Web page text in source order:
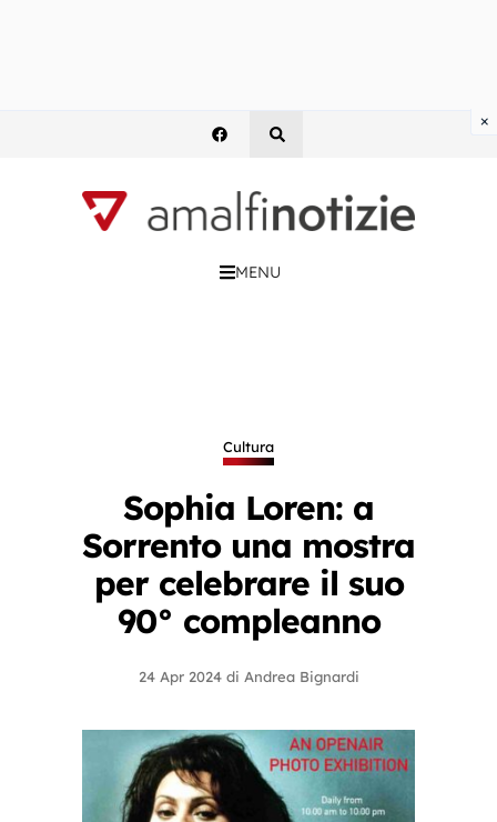
MENU
Cultura
Sophia Loren: a
Sorrento una mostra
per celebrare il suo
90° compleanno
24 Apr 2024 di Andrea Bignardi
×